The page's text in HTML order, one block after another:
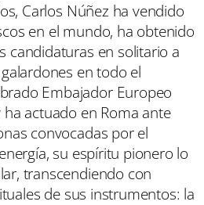
Carlos Núñez ha vendido
en el mundo, ha obtenido
candidaturas en solitario a
en todo el
Embajador Europeo
actuado en Roma ante
convocadas por el
su espíritu pionero lo
transcendiendo con
de sus instrumentos: la